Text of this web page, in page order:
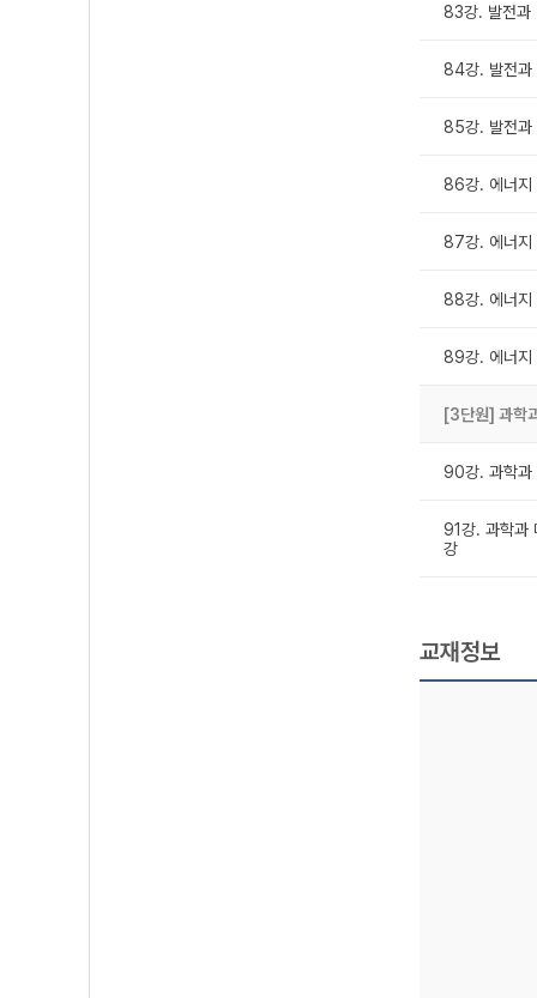
83강. 발전
84강. 발전과
85강. 발전과
86강. 에너지
87강. 에너지
88강. 에너지
89강. 에너지
[3단원] 과학
90강. 과학과
91강. 과학과
강
교재정보